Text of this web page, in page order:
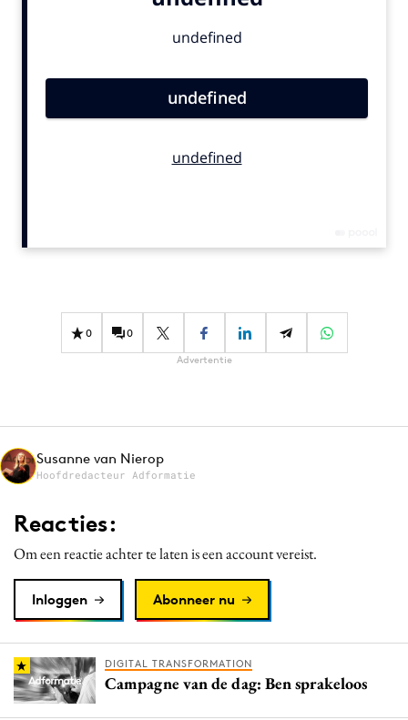
Gedragsverandering
Influencer marketing
Media
Merkstrategie
PR
Purpose Marketing
Reputatie & crisis
0 0
Advertentie
Susanne van Nierop
Hoofdredacteur Adformatie
Reacties:
Om een reactie achter te laten is een account vereist.
Inloggen Abonneer nu
DIGITAL TRANSFORMATION
Campagne van de dag: Ben sprakeloos